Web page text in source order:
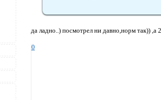
да ладно..) посмотрел ни давно,норм так)) ,а
0